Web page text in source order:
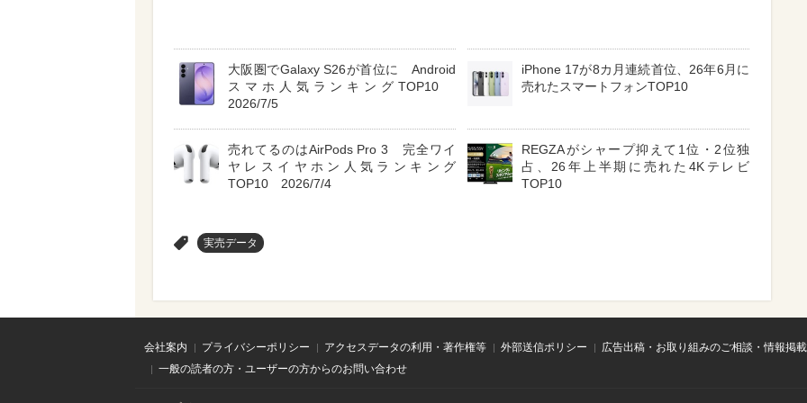
大阪圏でGalaxy S26が首位に Android
スマホ人気ランキングTOP10
2026/7/5
iPhone 17が8カ月連続首位、26年6月に
売れたスマートフォンTOP10
売れてるのはAirPods Pro 3 完全ワイ
ヤレスイヤホン人気ランキング
TOP10 2026/7/4
REGZAがシャープ抑えて1位・2位独
占、26年上半期に売れた4Kテレビ
TOP10
実売データ
会社案内 プライバシーポリシー アクセスデータの利用・著作権等 外部送信ポリシー
広告出稿・お取り組みのご相談・情報掲
一般の読者の方・ユーザーの方からのお問い合わせ